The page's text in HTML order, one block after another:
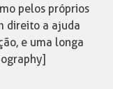
pelos próprios
direito a ajuda
e uma longa